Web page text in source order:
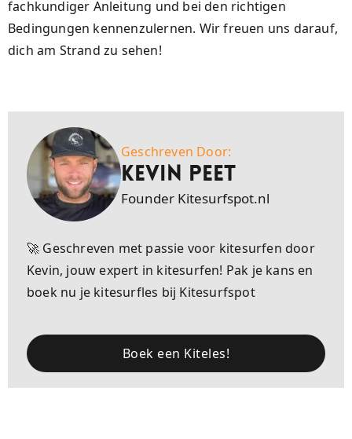
fachkundiger Anleitung und bei den richtigen
Bedingungen kennenzulernen. Wir freuen uns darauf,
dich am Strand zu sehen!
Geschreven Door:
Kevin Peet
Founder Kitesurfspot.nl
🚀 Geschreven met passie voor kitesurfen door
Kevin, jouw expert in kitesurfen! Pak je kans en
boek nu je kitesurfles bij Kitesurfspot
Boek een Kiteles!